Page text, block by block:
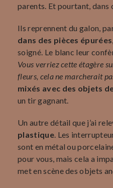
parents. Et pourtant, dans
Ils reprennent du galon,
dans des pièces épurées
soigné. Le blanc leur
Vous verriez cette étagère
fleurs, cela ne marcherait
mixés avec des objets
un tir gagnant.
Un autre détail que j’ai
plastique. Les
sont en métal ou
pour vous, mais cela a
met en scène des objets